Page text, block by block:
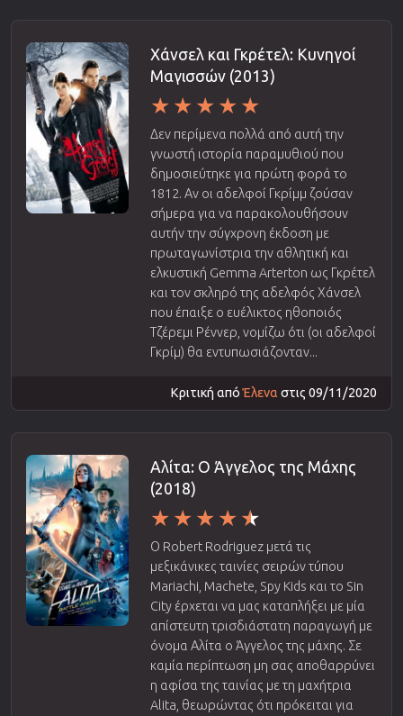
Χάνσελ και Γκρέτελ: Κυνηγοί
Μαγισσών (2013)
Δεν περίμενα πολλά από αυτή την
γνωστή ιστορία παραμυθιού που
δημοσιεύτηκε για πρώτη φορά το
1812. Αν οι αδελφοί Γκρίμμ ζούσαν
σήμερα για να παρακολουθήσουν
αυτήν την σύγχρονη έκδοση με
πρωταγωνίστρια την αθλητική και
ελκυστική Gemma Arterton ως Γκρέτελ
και τον σκληρό της αδελφός Χάνσελ
που έπαιξε ο ευέλικτος ηθοποιός
Τζέρεμι Ρέννερ, νομίζω ότι (οι αδελφοί
Γκρίμ) θα εντυπωσιάζονταν...
Κριτική απόΈλενα στις 09/11/2020
Αλίτα: Ο Άγγελος της Μάχης
(2018)
Ο Robert Rodriguez μετά τις
μεξικάνικες ταινίες σειρών τύπου
Mariachi, Machete, Spy Kids και το Sin
City έρχεται να μας καταπλήξει με μία
απίστευτη τρισδιάστατη παραγωγή με
όνομα Αλίτα ο Άγγελος της μάχης. Σε
καμία περίπτωση μη σας αποθαρρύνει
η αφίσα της ταινίας με τη μαχήτρια
Alita, θεωρώντας ότι πρόκειται για